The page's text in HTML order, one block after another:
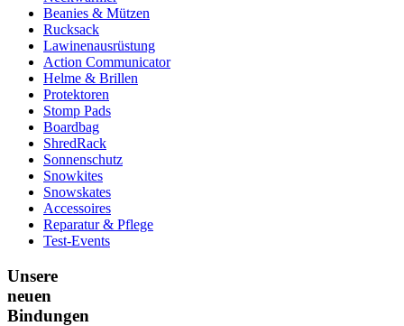
Beanies & Mützen
Rucksack
Lawinenausrüstung
Action Communicator
Helme & Brillen
Protektoren
Stomp Pads
Boardbag
ShredRack
Sonnenschutz
Snowkites
Snowskates
Accessoires
Reparatur & Pflege
Test-Events
Unsere
neuen
Bindungen